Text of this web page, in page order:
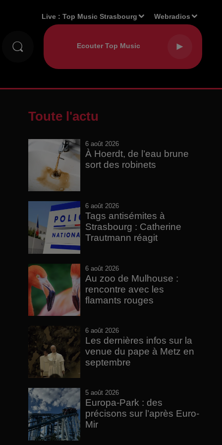
Live :Top Music Strasbourg Webradios
Toute l'actu
6 août 2026
À Hoerdt, de l’eau brune
sort des robinets
6 août 2026
Tags antisémites à
Strasbourg : Catherine
Trautmann réagit
6 août 2026
Au zoo de Mulhouse :
rencontre avec les
flamants rouges
6 août 2026
Les dernières infos sur la
venue du pape à Metz en
septembre
5 août 2026
Europa-Park : des
précisons sur l’après Euro-
Mir